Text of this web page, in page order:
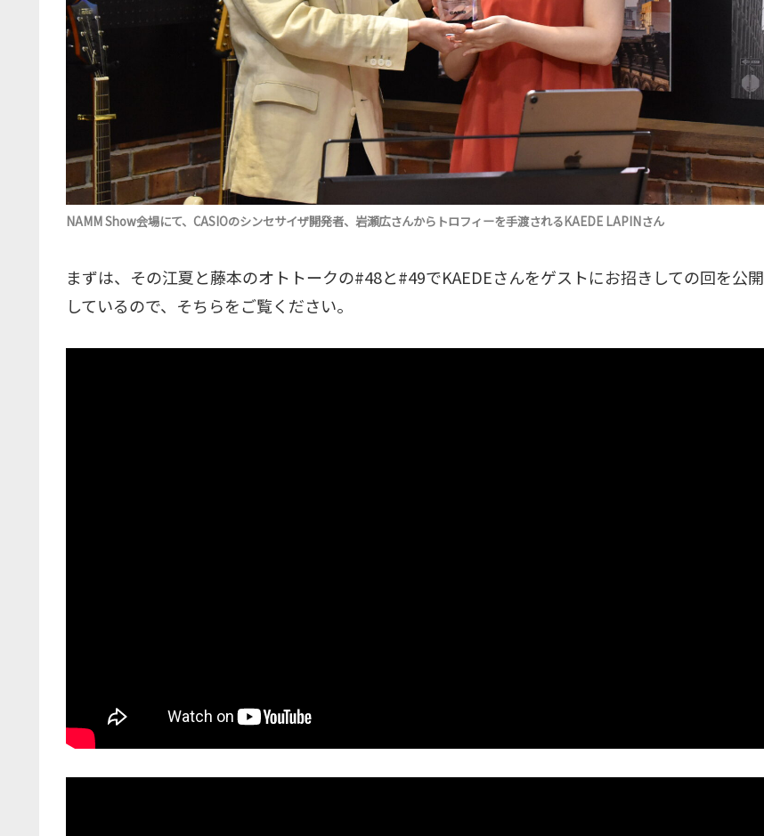
NAMM Show会場にて、CASIOのシンセサイザ開発者、岩瀬広さんからトロフィーを手渡されるKAEDE LAPINさん
まずは、その江夏と藤本のオトトークの#48と#49でKAEDEさんをゲストにお招きしての回を公開
しているので、そちらをご覧ください。